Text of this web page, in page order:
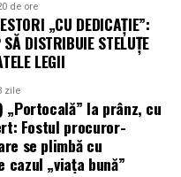
de ore
„CU DEDICAȚIE”:
DISTRIBUIE STELUȚE
LEGII
zile
la prânz, cu
Fostul procuror-
se plimbă cu
cazul „viața bună”